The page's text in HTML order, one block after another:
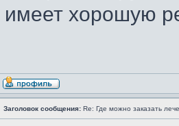
имеет хорошую
Заголовок сообщения: Re: Где можно заказать